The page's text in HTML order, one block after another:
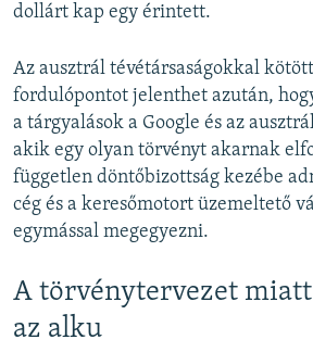
dollárt kap egy érintett.
Az ausztrál tévétársaságokkal
fordulópontot jelenthet azután,
a tárgyalások a Google és az
akik egy olyan törvényt akarnak
független döntőbizottság kezébe
cég és a keresőmotort üzemeltető
egymással megegyezni.
A törvénytervezet
az alku